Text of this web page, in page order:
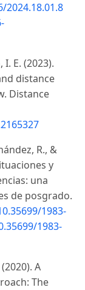
2024.18.01.8
E. (2023).
distance
Distance
R., &
y
una
de posgrado.
1983-
1983-
A
The